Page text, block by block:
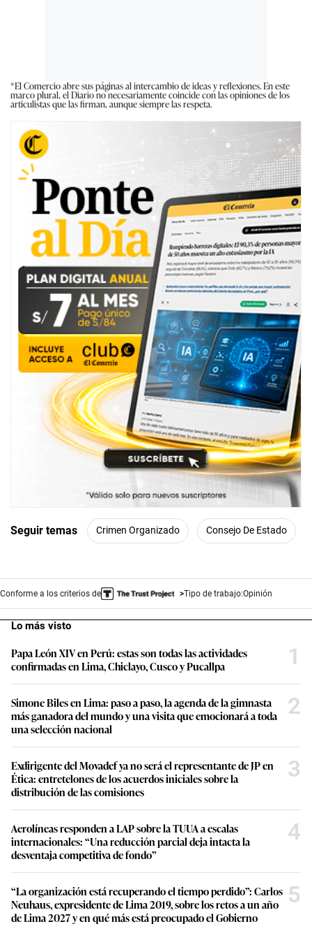
*El Comercio abre sus páginas al intercambio de ideas y reflexiones. En este
marco plural, el Diario no necesariamente coincide con las opiniones de los
articulistas que las firman, aunque siempre las respeta.
Seguir temas Crimen Organizado Consejo De Estado
Conforme a los criterios de Tipo de trabajo:Opinión
Lo más visto
Papa León XIV en Perú: estas son todas las actividades
confirmadas en Lima, Chiclayo, Cusco y Pucallpa
1
Simone Biles en Lima: paso a paso, la agenda de la gimnasta
más ganadora del mundo y una visita que emocionará a toda
una selección nacional
2
Exdirigente del Movadef ya no será el representante de JP en
Ética: entretelones de los acuerdos iniciales sobre la
distribución de las comisiones
3
Aerolíneas responden a LAP sobre la TUUA a escalas
internacionales: “Una reducción parcial deja intacta la
desventaja competitiva de fondo”
4
“La organización está recuperando el tiempo perdido”: Carlos
Neuhaus, expresidente de Lima 2019, sobre los retos a un año
de Lima 2027 y en qué más está preocupado el Gobierno
5